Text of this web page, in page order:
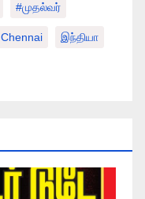
#முதல்வர்
Chennai இந்தியா